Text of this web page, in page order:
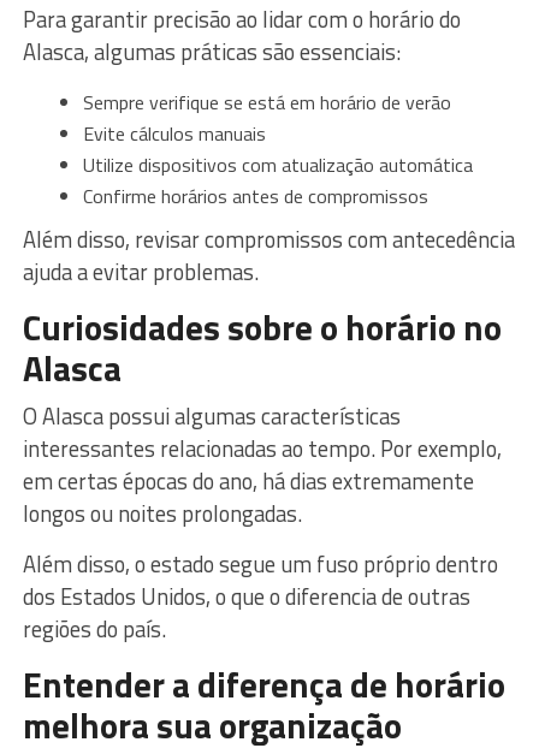
Para garantir precisão ao lidar com o horário do
Alasca, algumas práticas são essenciais:
Sempre verifique se está em horário de verão
Evite cálculos manuais
Utilize dispositivos com atualização automática
Confirme horários antes de compromissos
Além disso, revisar compromissos com antecedência
ajuda a evitar problemas.
Curiosidades sobre o horário no
Alasca
O Alasca possui algumas características
interessantes relacionadas ao tempo. Por exemplo,
em certas épocas do ano, há dias extremamente
longos ou noites prolongadas.
Além disso, o estado segue um fuso próprio dentro
dos Estados Unidos, o que o diferencia de outras
regiões do país.
Entender a diferença de horário
melhora sua organização